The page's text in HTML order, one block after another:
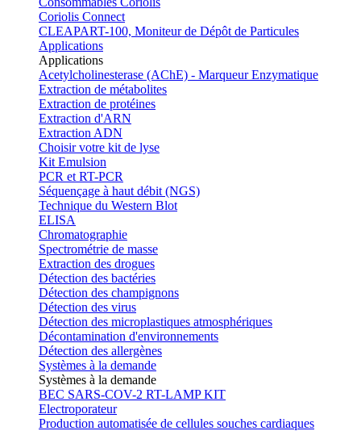
Coriolis Connect
CLEAPART-100, Moniteur de Dépôt de Particules
Applications
Applications
Acetylcholinesterase (AChE) - Marqueur Enzymatique
Extraction de métabolites
Extraction de protéines
Extraction d'ARN
Extraction ADN
Choisir votre kit de lyse
Kit Emulsion
PCR et RT-PCR
Séquençage à haut débit (NGS)
Technique du Western Blot
ELISA
Chromatographie
Spectrométrie de masse
Extraction des drogues
Détection des bactéries
Détection des champignons
Détection des virus
Détection des microplastiques atmosphériques
Décontamination d'environnements
Détection des allergènes
Systèmes à la demande
Systèmes à la demande
BEC SARS-COV-2 RT-LAMP KIT
Electroporateur
Production automatisée de cellules souches cardiaques